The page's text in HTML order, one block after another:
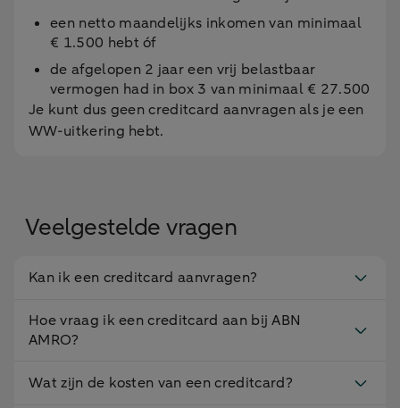
een netto maandelijks inkomen van minimaal
€ 1.500 hebt óf
de afgelopen 2 jaar een vrij belastbaar
vermogen had in box 3 van minimaal € 27.500
Je kunt dus geen creditcard aanvragen als je een
WW-uitkering hebt.
Veelgestelde vragen
Kan ik een creditcard aanvragen?
Hoe vraag ik een creditcard aan bij ABN
AMRO?
Wat zijn de kosten van een creditcard?